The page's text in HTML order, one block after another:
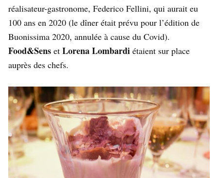
réalisateur-gastronome, Federico Fellini, qui aurait eu
100 ans en 2020 (le dîner était prévu pour l’édition de
Buonissima 2020, annulée à cause du Covid).
Food&Sens et Lorena Lombardi étaient sur place
auprès des chefs.